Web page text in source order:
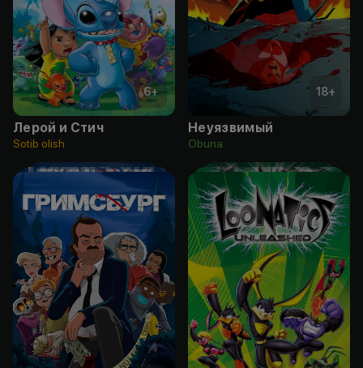
6+
Лерой и Стич
Sotib olish
18+
Неуязвимый
Obuna